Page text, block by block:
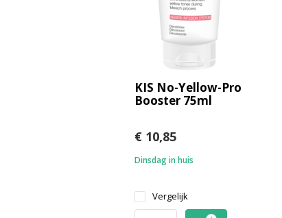
KIS No-Yellow-Pro
Booster 75ml
€ 10,85
Dinsdag in huis
Vergelijk